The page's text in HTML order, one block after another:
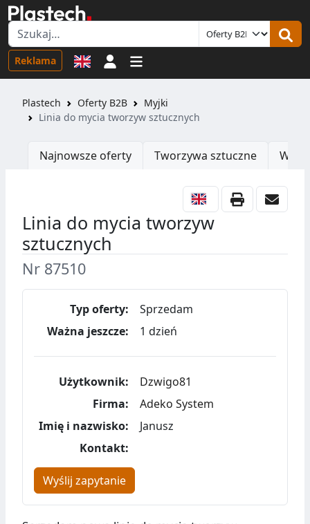
Reklama Logowanie
Plastech Oferty B2B
Myjki
Linia do mycia tworzyw sztucznych
Najnowsze oferty Tworzywa sztuczne
Linia do mycia tworzyw
sztucznych
Nr 87510
Typ oferty:
Sprzedam
Ważna jeszcze:
1 dzień
Użytkownik:
Dzwigo81
Firma:
Adeko System
Imię i nazwisko:
Janusz
Kontakt:
Wyślij zapytanie